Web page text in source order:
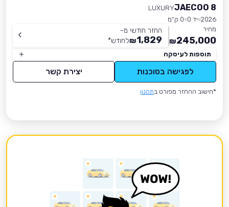
JAECOO 8
LUXURY
2026 יד 0
0 ק״מ
מחיר
245,000
₪
החזר חודשי מ-
1,829
₪לחודש*
תוספות לעיסקה
לפגישה בסוכנות יצירת קשר
*חישוב ההחזר מפורט בתקנון